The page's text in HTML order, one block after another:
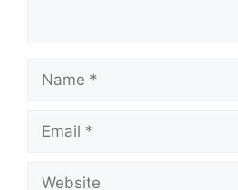
Name
Email
Website